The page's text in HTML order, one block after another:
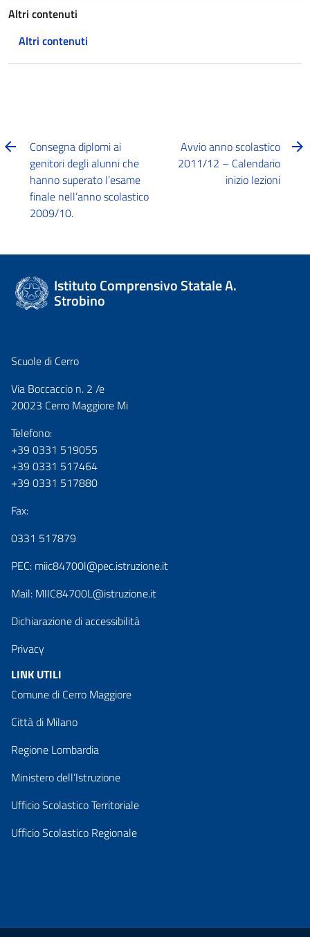
Altri contenuti
Altri contenuti
Consegna diplomi ai
genitori degli alunni che
hanno superato l’esame
finale nell’anno scolastico
2009/10.
Avvio anno scolastico
2011/12 – Calendario
inizio lezioni
Istituto Comprensivo Statale A.
Strobino
Scuole di Cerro
Via Boccaccio n. 2 /e
20023 Cerro Maggiore Mi
Telefono:
+39 0331 519055
+39 0331 517464
+39 0331 517880
Fax:
0331 517879
PEC: miic84700l@pec.istruzione.it
Mail: MIIC84700L@istruzione.it
Dichiarazione di accessibilità
Privacy
LINK UTILI
Comune di Cerro Maggiore
Città di Milano
Regione Lombardia
Ministero dell’Istruzione
Ufficio Scolastico Territoriale
Ufficio Scolastico Regionale